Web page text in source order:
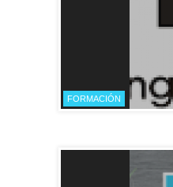
FORMACIÓN